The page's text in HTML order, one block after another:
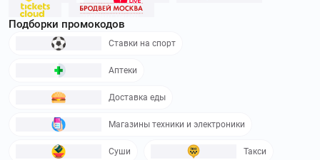
Подборки промокодов
Ставки на спорт
Аптеки
Доставка еды
Магазины техники и электроники
Суши Такси